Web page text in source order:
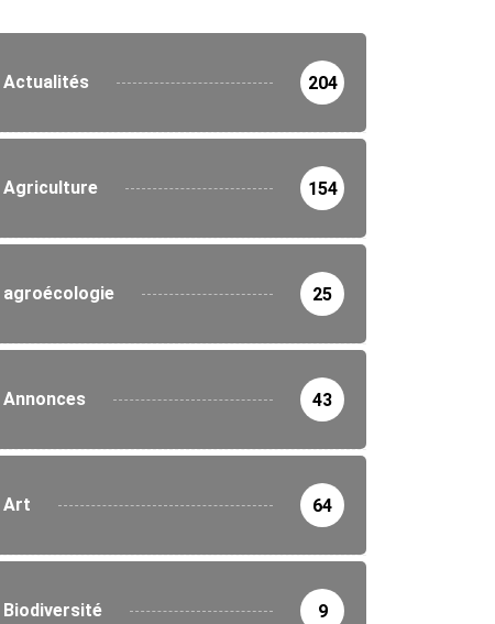
Actualités 204
Agriculture 154
agroécologie 25
Annonces 43
Art 64
Biodiversité 9